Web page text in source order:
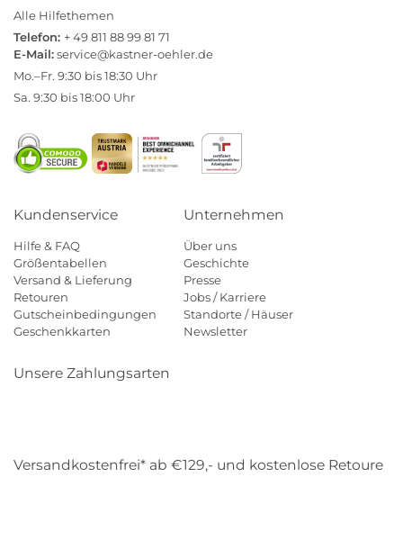
Alle Hilfethemen
Telefon: + 49 811 88 99 81 71
E-Mail:service@kastner-oehler.de
Mo.–Fr. 9:30 bis 18:30 Uhr
Sa. 9:30 bis 18:00 Uhr
Kundenservice
Hilfe & FAQ
Größentabellen
Versand & Lieferung
Retouren
Gutscheinbedingungen
Geschenkkarten
Unternehmen
Über uns
Geschichte
Presse
Jobs / Karriere
Standorte / Häuser
Newsletter
Unsere Zahlungsarten
Versandkostenfrei* ab €129,- und kostenlose Retoure